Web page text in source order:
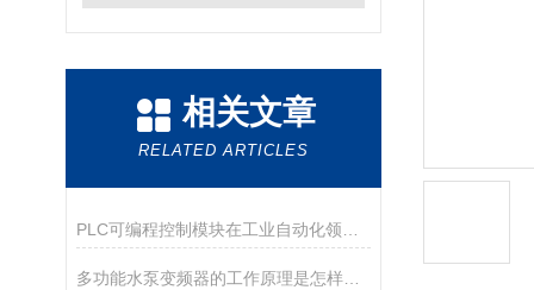
相关文章
RELATED ARTICLES
多功能水泵变频器的工作原理是怎样的？